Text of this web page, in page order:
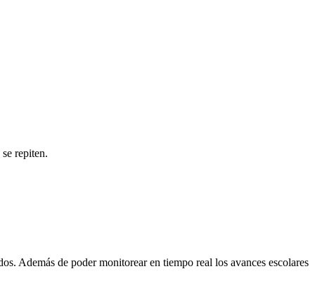
repiten.
Además de poder monitorear en tiempo real los avances escolares